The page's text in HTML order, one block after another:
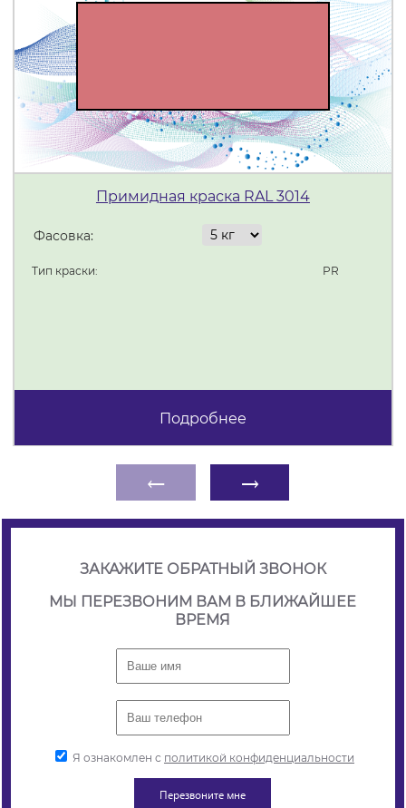
Примидная краска RAL 3014
Фасовка:
Тип краски: PR
Подробнее
← →
ЗАКАЖИТЕ ОБРАТНЫЙ ЗВОНОК
МЫ ПЕРЕЗВОНИМ ВАМ В БЛИЖАЙШЕЕ
ВРЕМЯ
Я ознакомлен с политикой конфиденциальности